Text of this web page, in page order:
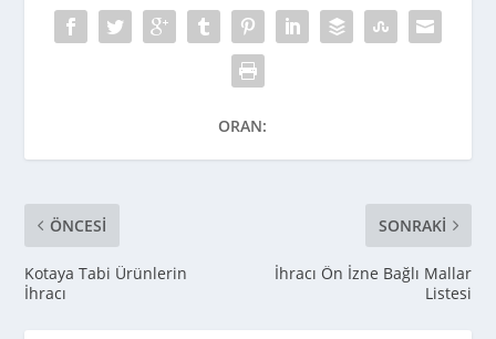
ORAN:
ÖNCESI
Kotaya Tabi Ürünlerin
İhracı
SONRAKI
İhracı Ön İzne Bağlı Mallar
Listesi